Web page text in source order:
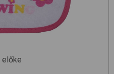
előke